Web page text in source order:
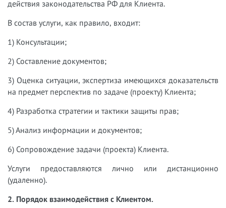
действия законодательства РФ для Клиента.
В состав услуги, как правило, входит:
1) Консультации;
2) Составление документов;
3) Оценка ситуации, экспертиза имеющихся доказательств
на предмет перспектив по задаче (проекту) Клиента;
4) Разработка стратегии и тактики защиты прав;
5) Анализ информации и документов;
6) Сопровождение задачи (проекта) Клиента.
Услуги предоставляются лично или дистанционно
(удаленно).
2. Порядок взаимодействия с Клиентом.